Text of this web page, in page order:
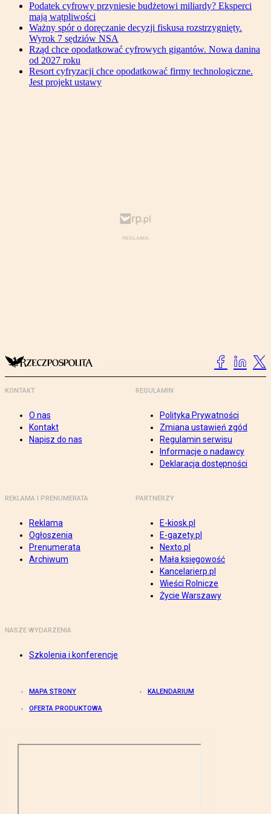
Podatek cyfrowy przyniesie budżetowi miliardy? Eksperci
mają wątpliwości
Ważny spór o doręczanie decyzji fiskusa rozstrzygnięty.
Wyrok 7 sędziów NSA
Rząd chce opodatkować cyfrowych gigantów. Nowa danina
od 2027 roku
Resort cyfryzacji chce opodatkować firmy technologiczne.
Jest projekt ustawy
KONTAKT
O nas
Kontakt
Napisz do nas
REGULAMIN
Polityka Prywatności
Zmiana ustawień zgód
Regulamin serwisu
Informacje o nadawcy
Deklaracja dostępności
REKLAMA I PRENUMERATA
Reklama
Ogłoszenia
Prenumerata
Archiwum
PARTNERZY
E-kiosk.pl
E-gazety.pl
Nexto.pl
Mała księgowość
Kancelarierp.pl
Wieści Rolnicze
Życie Warszawy
NASZE WYDARZENIA
Szkolenia i konferencje
MAPA STRONY KALENDARIUM
OFERTA PRODUKTOWA